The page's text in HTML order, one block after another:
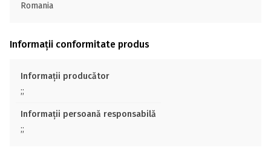
Romania
Informații conformitate produs
Informații producător
;;
Informații persoană responsabilă
;;